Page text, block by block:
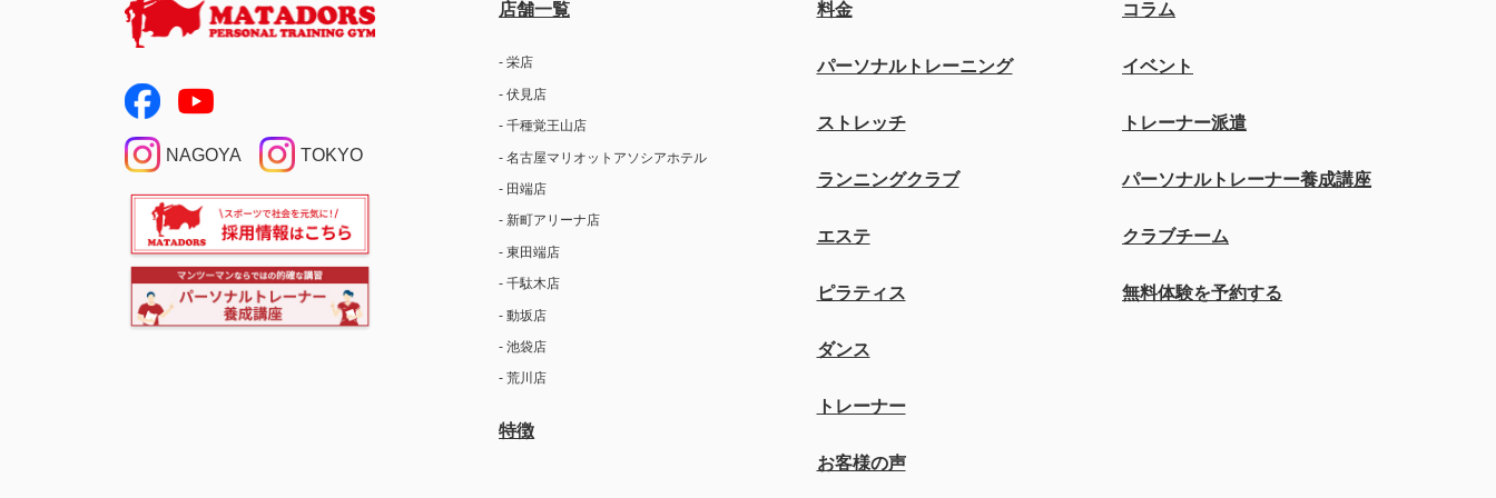
NAGOYA TOKYO
店舗一覧
- 栄店
- 伏見店
- 千種覚王山店
- 名古屋マリオットアソシアホテル
- 田端店
- 新町アリーナ店
- 東田端店
- 千駄木店
- 動坂店
- 池袋店
- 荒川店
特徴
料金
パーソナルトレーニング
ストレッチ
ランニングクラブ
エステ
ピラティス
ダンス
トレーナー
お客様の声
コラム
イベント
トレーナー派遣
パーソナルトレーナー養成講座
クラブチーム
無料体験を予約する